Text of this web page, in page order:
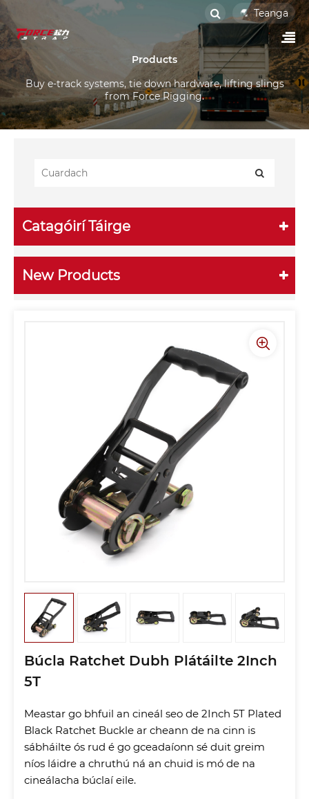
Teanga
Products
Buy e-track systems, tie down hardware, lifting slings
from Force Rigging.
Catagóirí Táirge
New Products
Búcla Ratchet Dubh Plátáilte 2Inch
5T
Meastar go bhfuil an cineál seo de 2Inch 5T Plated
Black Ratchet Buckle ar cheann de na cinn is
sábháilte ós rud é go gceadaíonn sé duit greim
níos láidre a chruthú ná an chuid is mó de na
cineálacha búclaí eile.